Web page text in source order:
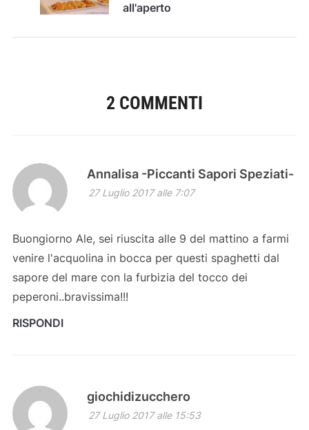
all'aperto
2 COMMENTI
Annalisa -Piccanti Sapori Speziati-
27 Luglio 2017 alle 7:07
Buongiorno Ale, sei riuscita alle 9 del mattino a farmi
venire l'acquolina in bocca per questi spaghetti dal
sapore del mare con la furbizia del tocco dei
peperoni..bravissima!!!
RISPONDI
giochidizucchero
27 Luglio 2017 alle 15:53